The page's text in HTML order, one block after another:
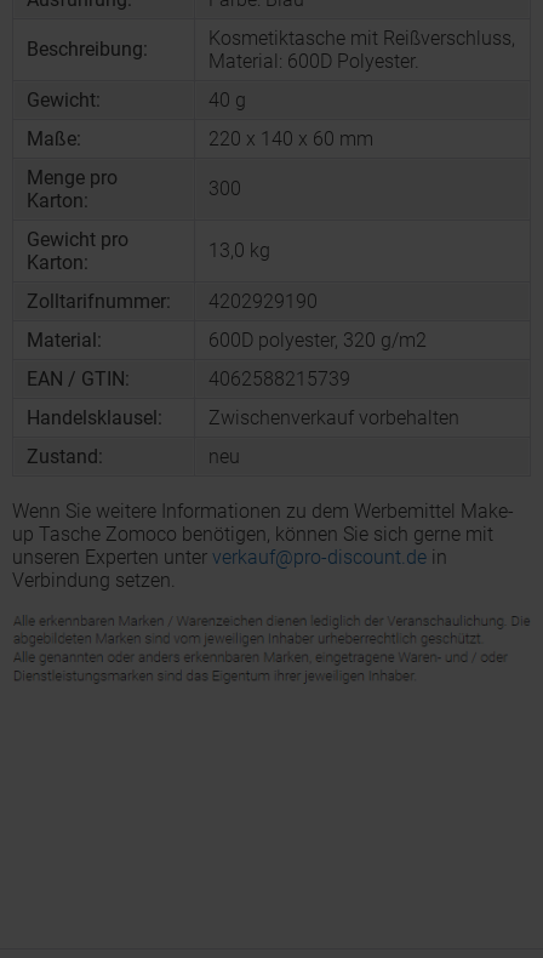
Beschreibung:
Kosmetiktasche mit Reißverschluss,
Material: 600D Polyester.
Gewicht:
40 g
Maße:
220 x 140 x 60 mm
Menge pro
Karton:
300
Gewicht pro
Karton:
13,0 kg
Zolltarifnummer:
4202929190
Material:
600D polyester, 320 g/m2
EAN / GTIN:
4062588215739
Handelsklausel:
Zwischenverkauf vorbehalten
Zustand:
neu
Wenn Sie weitere Informationen zu dem Werbemittel Make-
up Tasche Zomoco benötigen, können Sie sich gerne mit
unseren Experten unter verkauf@pro-discount.de in
Verbindung setzen.